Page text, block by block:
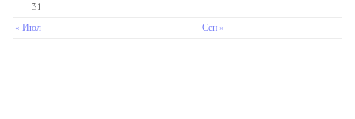
31
« Июл
Сен »